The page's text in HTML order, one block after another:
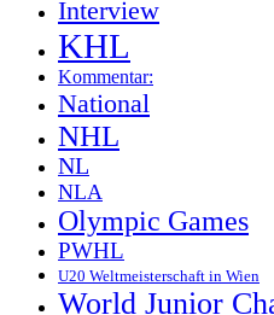
Interview
KHL
Kommentar:
National
NHL
NL
NLA
Olympic Games
PWHL
U20 Weltmeisterschaft in Wien
World Junior